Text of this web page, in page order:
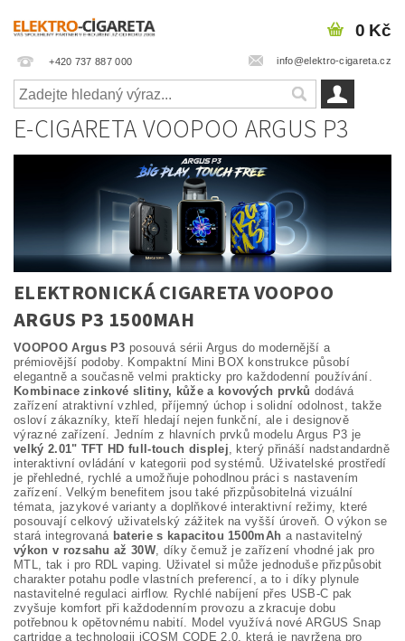
+420 737 887 000 info@elektro-cigareta.cz
0 Kč
E-CIGARETA VOOPOO ARGUS P3
ELEKTRONICKÁ CIGARETA VOOPOO
ARGUS P3 1500MAH
VOOPOO Argus P3 posouvá sérii Argus do modernější a
prémiovější podoby. Kompaktní Mini BOX konstrukce působí
elegantně a současně velmi prakticky pro každodenní používání.
Kombinace zinkové slitiny, kůže a kovových prvků dodává
zařízení atraktivní vzhled, příjemný úchop i solidní odolnost, takže
osloví zákazníky, kteří hledají nejen funkční, ale i designově
výrazné zařízení. Jedním z hlavních prvků modelu Argus P3 je
velký 2.01" TFT HD full-touch displej, který přináší nadstandardně
interaktivní ovládání v kategorii pod systémů. Uživatelské prostředí
je přehledné, rychlé a umožňuje pohodlnou práci s nastavením
zařízení. Velkým benefitem jsou také přizpůsobitelná vizuální
témata, jazykové varianty a doplňkové interaktivní režimy, které
posouvají celkový uživatelský zážitek na vyšší úroveň. O výkon se
stará integrovaná baterie s kapacitou 1500mAh a nastavitelný
výkon v rozsahu až 30W, díky čemuž je zařízení vhodné jak pro
MTL, tak i pro RDL vaping. Uživatel si může jednoduše přizpůsobit
charakter potahu podle vlastních preferencí, a to i díky plynule
nastavitelné regulaci airflow. Rychlé nabíjení přes USB-C pak
zvyšuje komfort při každodenním provozu a zkracuje dobu
potřebnou k opětovnému nabití. Model využívá nové ARGUS Snap
cartridge a technologii iCOSM CODE 2.0, která je navržena pro